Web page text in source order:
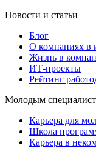
Новости и статьи
Блог
О компаниях в
Жизнь в
ИТ-проекты
Рейтинг
Молодым
Карьера для
Школа
Карьера в